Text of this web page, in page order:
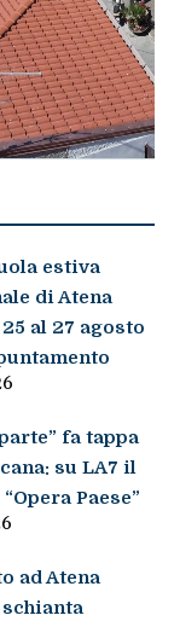
estiva
di Atena
al 27 agosto
fa tappa
su LA7 il
Paese”
ad Atena